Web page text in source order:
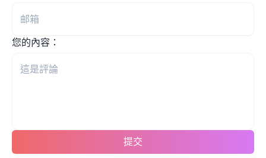
您的內容：
提交